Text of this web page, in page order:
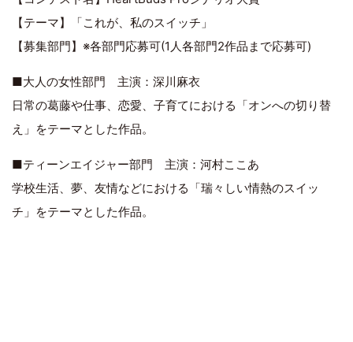
【テーマ】「これが、私のスイッチ」
【募集部門】※各部門応募可(1人各部門2作品まで応募可)
■大人の女性部門 主演：深川麻衣
日常の葛藤や仕事、恋愛、子育てにおける「オンへの切り替
え」をテーマとした作品。
■ティーンエイジャー部門 主演：河村ここあ
学校生活、夢、友情などにおける「瑞々しい情熱のスイッ
チ」をテーマとした作品。